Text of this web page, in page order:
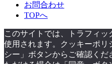
お問合わせ
TOPへ
このサイトでは、トラフィッ
使用されます。クッキーポリ
シー」ボタンからご確認く